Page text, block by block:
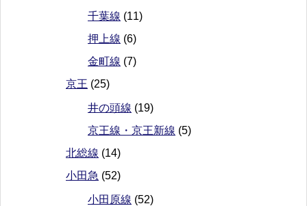
千葉線 (11)
押上線 (6)
金町線 (7)
京王 (25)
井の頭線 (19)
京王線・京王新線 (5)
北総線 (14)
小田急 (52)
小田原線 (52)